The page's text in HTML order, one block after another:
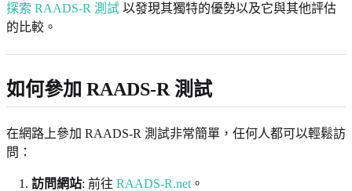
探索 RAADS-R 測試 以發現其獨特的優勢以及它與其他評估
的比較。
如何參加 RAADS-R 測試
在網路上參加 RAADS-R 測試非常簡單，任何人都可以輕鬆訪
問：
訪問網站: 前往 RAADS-R.net 。